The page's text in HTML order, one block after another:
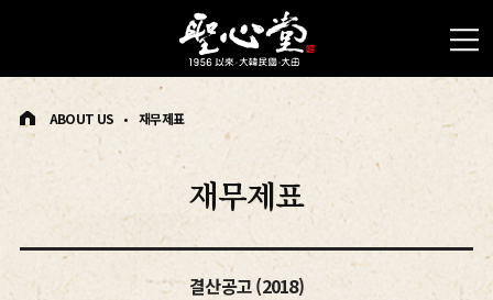
ABOUT US 재무제표
재무제표
결산공고 (2018)